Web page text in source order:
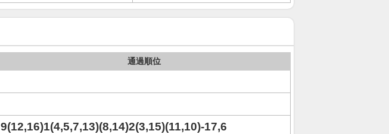
通過順位
9(12,16)1(4,5,7,13)(8,14)2(3,15)(11,10)-17,6